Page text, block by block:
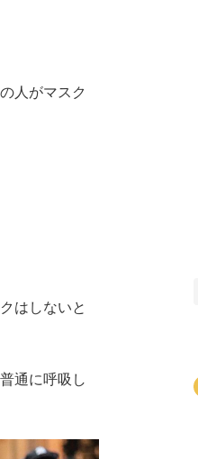
人がマスク
はしないと
通に呼吸し